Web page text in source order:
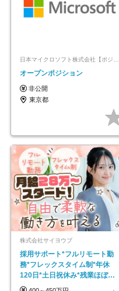
日本マイクロソフト株式会社【ポジションマッチ登録】
オープンポジション
非公開
東京都
株式会社サイヨウブ
採用サポート*フルリモート勤
務*フレックスタイム制*年休
120日*土日祝休み*残業ほぼな
し*育児中社員8割以上